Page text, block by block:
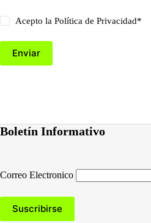
Acepto laPolítica de Privacidad*
Enviar
Boletín Informativo
Correo Electronico